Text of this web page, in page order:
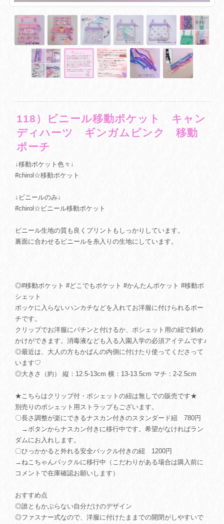
118）ビニール移動ポケット キャン
ディハーツ ギンガムピンク 移動
ポーチ
↓移動ポケット色々↓
#chirol☆移動ポケット
↓ビニールのみ↓
#chirol☆ビニール移動ポケット
ビニール生地の質も良くプリントもしっかりしています。
裏面に合わせるビニールを糸入りの生地にしています。
◎#移動ポケット #どこでもポケット #かんたんポケット #移動ポ
シェット
ポッケに入らないハンカチなどを入れてお洋服に付けられるポー
チです。
クリップでお洋服にパチンと付けるか、ポシェット用の紐で斜め
かけができます。消毒液なども入る入園入学の必須アイテムです♪
◎最近は、大人の方もかばんの内側に付けたり使ってくださって
います♡
◎大きさ（約） 縦：12.5-13cm 横：13-13.5cm マチ：2-2.5cm
★こちらはクリップ付・ポシェットの紐は無しでの販売です★
別売りのポシェット用ストラップもございます。
〇長さ調整が楽にできるナスカン付きのスタンダード紐 780円
→ボタンからナスカン付きに移行中です。希望がなければラン
ダムにお入れします。
〇ひっかかると外れる安全バックル付きの紐 1200円
→ねこちゃんバックルに移行中（こだわりがある場合は購入前に
コメントで在庫確認お願いします）
おすすめ点
◎誰ともかぶらない自分だけのデザイン
◎ファスナー式なので、洋服に付けたままでの開閉がしやすいで